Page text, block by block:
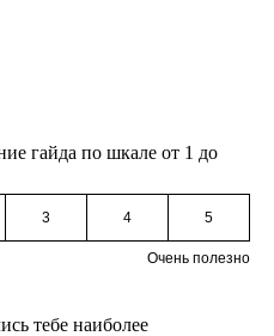
гайда по шкале от 1 до
3 4 5
Очень полезно
тебе наиболее